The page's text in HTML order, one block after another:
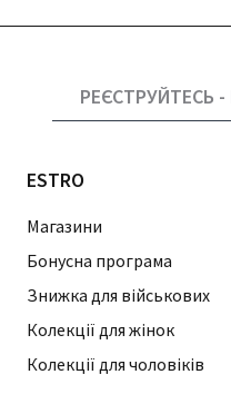
РЕЄСТРУЙТЕСЬ
ESTRO
Магазини
Бонусна програма
Знижка для військових
Колекції для жінок
Колекції для чоловіків